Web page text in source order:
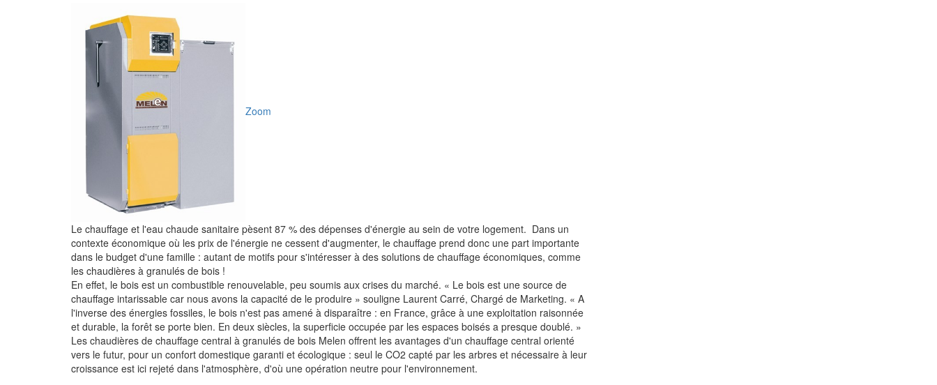
Zoom
Le chauffage et l'eau chaude sanitaire pèsent 87 % des dépenses d'énergie au sein de votre logement. Dans un
contexte économique où les prix de l'énergie ne cessent d'augmenter, le chauffage prend donc une part importante
dans le budget d'une famille : autant de motifs pour s'intéresser à des solutions de chauffage économiques, comme
les chaudières à granulés de bois !
En effet, le bois est un combustible renouvelable, peu soumis aux crises du marché. « Le bois est une source de
chauffage intarissable car nous avons la capacité de le produire » souligne Laurent Carré, Chargé de Marketing. « A
l'inverse des énergies fossiles, le bois n'est pas amené à disparaître : en France, grâce à une exploitation raisonnée
et durable, la forêt se porte bien. En deux siècles, la superficie occupée par les espaces boisés a presque doublé. »
Les chaudières de chauffage central à granulés de bois Melen offrent les avantages d'un chauffage central orienté
vers le futur, pour un confort domestique garanti et écologique : seul le CO2 capté par les arbres et nécessaire à leur
croissance est ici rejeté dans l'atmosphère, d'où une opération neutre pour l'environnement.